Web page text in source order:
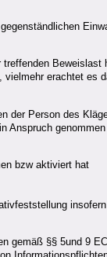
erachtet es
der Person des
Anspruch genommen
bzw aktiviert hat
gemäß §§ 5und 9